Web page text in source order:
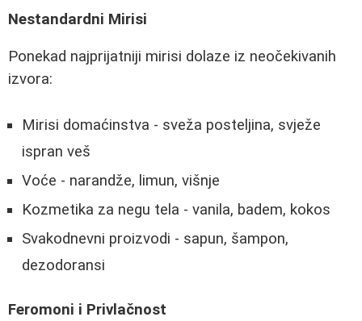
Nestandardni Mirisi
Ponekad najprijatniji mirisi dolaze iz neočekivanih
izvora:
Mirisi domaćinstva - sveža posteljina, svježe
ispran veš
Voće - narandže, limun, višnje
Kozmetika za negu tela - vanila, badem, kokos
Svakodnevni proizvodi - sapun, šampon,
dezodoransi
Feromoni i Privlačnost